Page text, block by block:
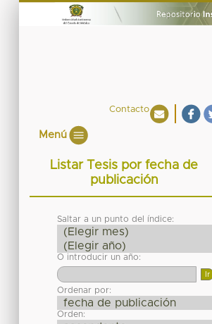
Contacto
Menú
Listar Tesis por fecha de
publicación
Saltar a un punto del índice:
O introducir un año:
Ordenar por:
Orden: